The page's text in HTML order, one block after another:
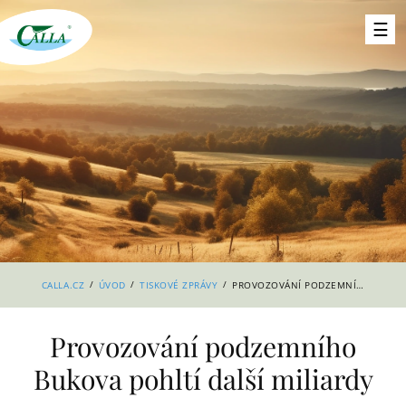
CALLA.CZ / ÚVOD / TISKOVÉ ZPRÁVY / PROVOZOVÁNÍ PODZEMNÍHO BUKOVA POHLTÍ DALŠÍ MILIARDY
Provozování podzemního
Bukova pohltí další miliardy